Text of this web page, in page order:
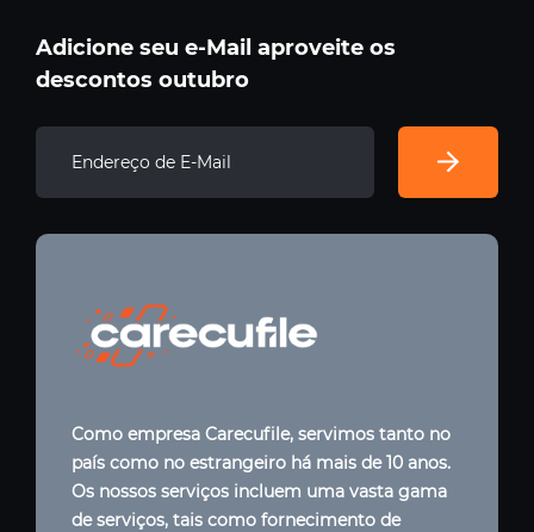
Adicione seu e-Mail aproveite os
descontos outubro
Como empresa Carecufile, servimos tanto no
país como no estrangeiro há mais de 10 anos.
Os nossos serviços incluem uma vasta gama
de serviços, tais como fornecimento de